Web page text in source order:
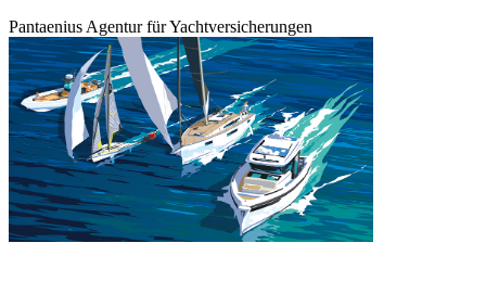
Pantaenius Agentur für Yachtversicherungen